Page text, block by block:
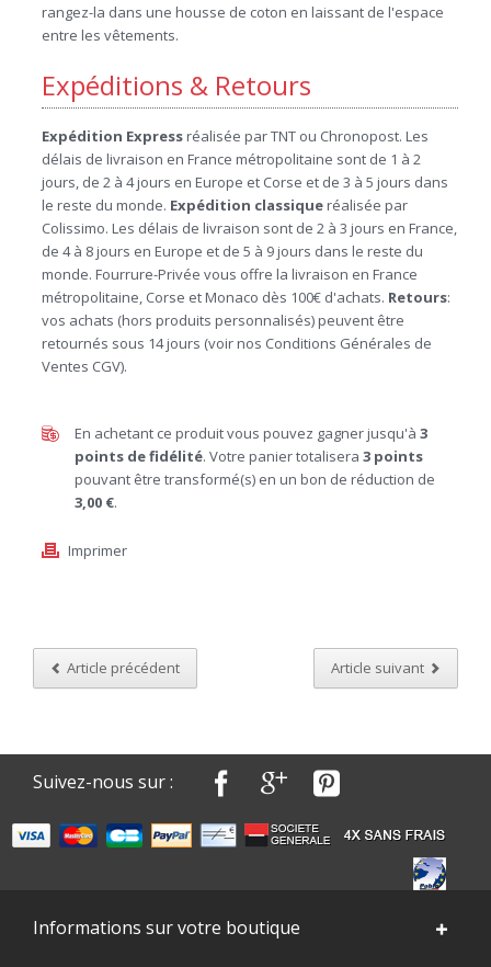
rangez-la dans une housse de coton en laissant de l'espace
entre les vêtements.
Expéditions & Retours
Expédition Expressréalisée par TNT ou Chronopost. Les
délais de livraison en France métropolitaine sont de 1 à 2
jours, de 2 à 4 jours en Europe et Corse et de 3 à 5 jours dans
le reste du monde. Expédition classiqueréalisée par
Colissimo. Les délais de livraison sont de 2 à 3 jours en France,
de 4 à 8 jours en Europe et de 5 à 9 jours dans le reste du
monde. Fourrure-Privée vous offre la livraison en France
métropolitaine, Corse et Monaco dès 100€ d'achats. Retours:
vos achats (hors produits personnalisés) peuvent être
retournés sous 14 jours (voir nos Conditions Générales de
Ventes CGV).
En achetant ce produit vous pouvez gagner jusqu'à 3
points de fidélité. Votre panier totalisera 3points
pouvant être transformé(s) en un bon de réduction de
3,00 €.
Imprimer
Article précédent Article suivant
Suivez-nous sur :
Informations sur votre boutique